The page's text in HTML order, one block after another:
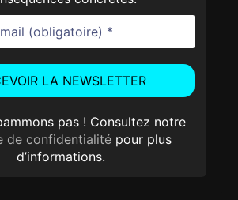
pas ! Consultez notre
de confidentialitépour plus
d’informations.